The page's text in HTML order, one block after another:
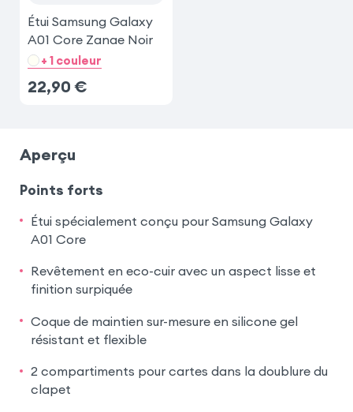
Étui Samsung Galaxy
A01 Core Zanae Noir
+ 1 couleur
22,90 €
Aperçu
Points forts
Étui spécialement conçu pour Samsung Galaxy
A01 Core
Revêtement en eco-cuir avec un aspect lisse et
finition surpiquée
Coque de maintien sur-mesure en silicone gel
résistant et flexible
2 compartiments pour cartes dans la doublure du
clapet